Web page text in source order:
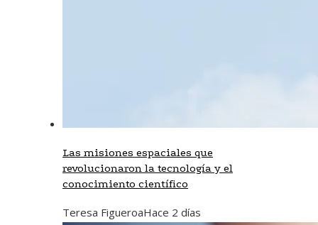
Las misiones espaciales que
revolucionaron la tecnología y el
conocimiento científico
Teresa FigueroaHace 2 días